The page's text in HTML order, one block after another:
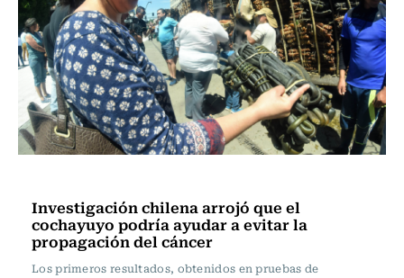
Investigación chilena arrojó que el
cochayuyo podría ayudar a evitar la
propagación del cáncer
Los primeros resultados, obtenidos en pruebas de